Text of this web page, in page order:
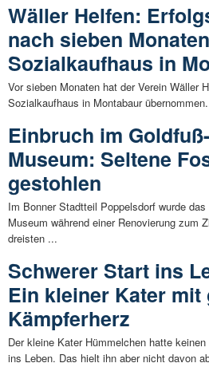
Wäller Helfen:
nach sieben Monaten
Sozialkaufhaus in
Vor sieben Monaten hat der Verein Wäller
Sozialkaufhaus in Montabaur
Einbruch im Goldfuß-
Museum: Seltene
gestohlen
Im Bonner Stadtteil Poppelsdorf wurde
Museum während einer Renovierung zum
dreisten ...
Schwerer Start ins
Ein kleiner Kater mit
Kämpferherz
Der kleine Kater Hümmelchen hatte
ins Leben. Das hielt ihn aber nicht davon